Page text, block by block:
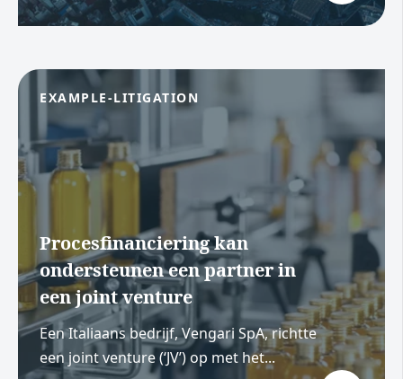
EXAMPLE-LITIGATION
Procesfinanciering kan
ondersteunen een partner in
een joint venture
Een Italiaans bedrijf, Vengari SpA, richtte
een joint venture (‘JV’) op met het...